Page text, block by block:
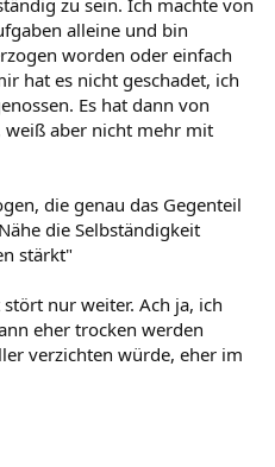
zu sein. Ich machte von
alleine und bin
worden oder einfach
hat es nicht geschadet, ich
Es hat dann von
aber nicht mehr mit
die genau das Gegenteil
die Selbständigkeit
stärkt"
nur weiter. Ach ja, ich
eher trocken werden
verzichten würde, eher im